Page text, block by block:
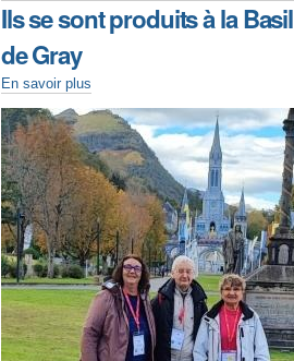
Ils se sont produits à la
de Gray
En savoir plus